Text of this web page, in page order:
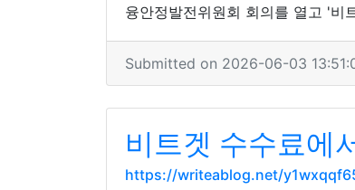
융안정발전위원회 회의를 열고 '비
Submitted on 2026-06-03
비트겟 수수료에
https://writeablog.net/